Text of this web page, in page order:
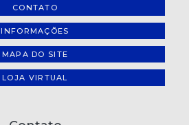
CONTATO
INFORMAÇÕES
MAPA DO SITE
LOJA VIRTUAL